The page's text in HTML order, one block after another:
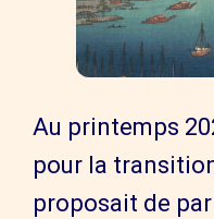
Au printemps
pour la
proposait de